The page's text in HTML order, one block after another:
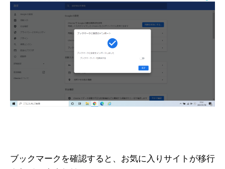
ブックマークを確認すると、お気に入りサイトが移行